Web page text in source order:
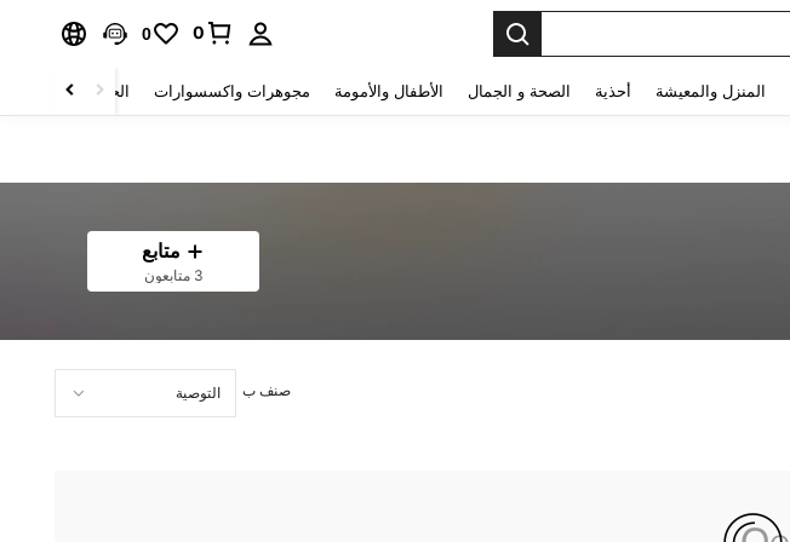
0
0
المنزل والمعيشة أحذية الصحة و الجمال الأطفال والأمومة مجوهرات واكسسوارات الحقائب والأمتعة
متابع
3 متابعون
صنف ب